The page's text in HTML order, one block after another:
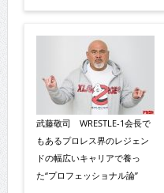
武藤敬司 WRESTLE-1会長で
もあるプロレス界のレジェン
ドの幅広いキャリアで養っ
た“プロフェッショナル論”